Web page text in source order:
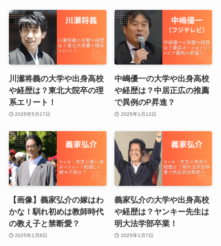
川瀬将義の大学や出身高校
や経歴は？東北大院卒の理
系エリート！
2025年5月17日
中嶋優一の大学や出身高校
や経歴は？中居正広の推薦
で異例のP昇進？
2025年1月12日
【画像】義家弘介の嫁はわ
かな！馴れ初めは教師時代
の教え子と禁断愛？
2025年1月8日
義家弘介の大学や出身高校
や経歴は？ヤンキー先生は
明大法学部卒業！
2025年1月7日